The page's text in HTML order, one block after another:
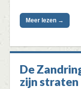
Meer lezen →
De
zijn straten